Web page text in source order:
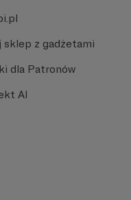
sklep z gadżetami
dla Patronów
AI